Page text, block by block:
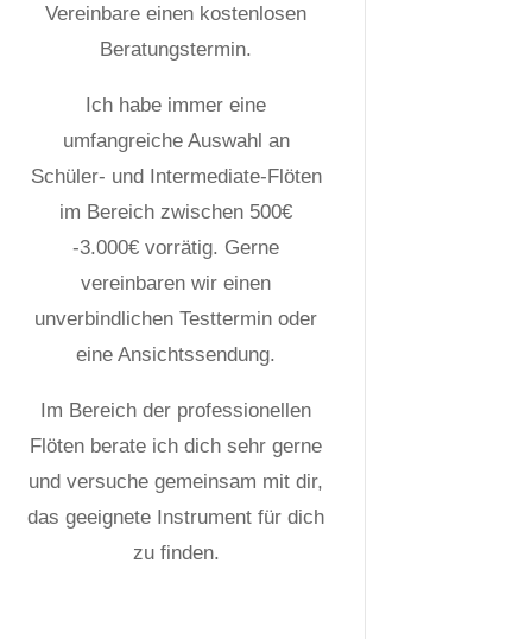
Vereinbare einen kostenlosen
Beratungstermin.
Ich habe immer eine
umfangreiche Auswahl an
Schüler- und Intermediate-Flöten
im Bereich zwischen 500€
-3.000€ vorrätig. Gerne
vereinbaren wir einen
unverbindlichen Testtermin oder
eine Ansichtssendung.
Im Bereich der professionellen
Flöten berate ich dich sehr gerne
und versuche gemeinsam mit dir,
das geeignete Instrument für dich
zu finden.